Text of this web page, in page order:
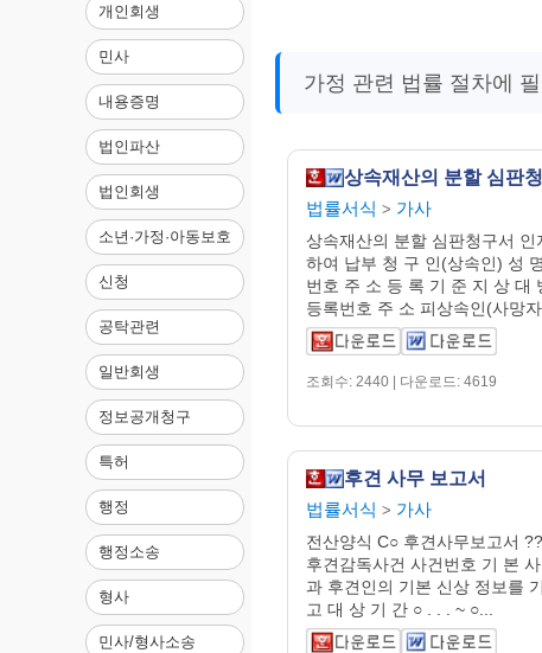
개인회생
민사
내용증명
법인파산
법인회생
소년·가정·아동보호
신청
공탁관련
일반회생
정보공개청구
특허
행정
행정소송
형사
민사/형사소송
가정 관련 법률 절차에
상속재산의 분할 심판
법률서식 > 가사
상속재산의 분할 심판청구서 인
하여 납부 청 구 인(상속인) 성
번호 주 소 등 록 기 준 지 상 대
등록번호 주 소 피상속인(사망자
조회수: 2440 | 다운로드: 4619
후견 사무 보고서
법률서식 > 가사
전산양식 C○ 후견사무보고서
후견감독사건 사건번호 기 본
과 후견인의 기본 신상 정보를
고 대 상 기 간 ○ . . . ~ ○...